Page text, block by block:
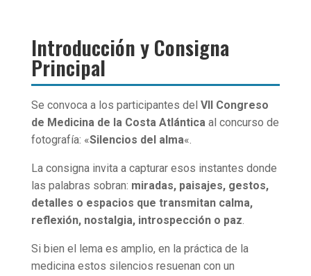
Introducción y Consigna
Principal
Se convoca a los participantes del VII Congreso
de Medicina de la Costa Atlánticaal concurso de
fotografía: «Silencios del alma«.
La consigna invita a capturar esos instantes donde
las palabras sobran: miradas, paisajes, gestos,
detalles o espacios que transmitan calma,
reflexión, nostalgia, introspección o paz.
Si bien el lema es amplio, en la práctica de la
medicina estos silencios resuenan con un